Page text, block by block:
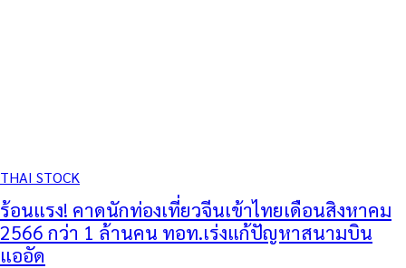
THAI STOCK
ร้อนแรง! คาดนักท่องเที่ยวจีนเข้าไทยเดือนสิงหาคม
2566 กว่า 1 ล้านคน ทอท.เร่งแก้ปัญหาสนามบิน
แออัด